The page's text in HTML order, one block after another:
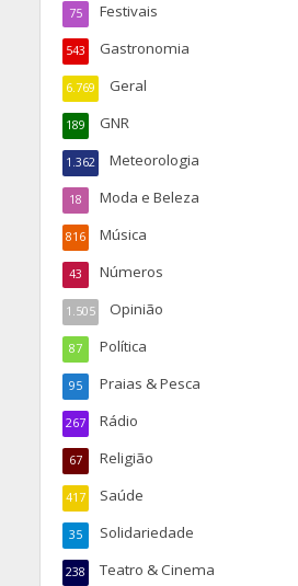
Festivais
75
Gastronomia
543
Geral
6.769
GNR
189
Meteorologia
1.362
Moda e Beleza
18
Música
816
Números
43
Opinião
1.505
Política
87
Praias & Pesca
95
Rádio
267
Religião
67
Saúde
417
Solidariedade
35
Teatro & Cinema
238